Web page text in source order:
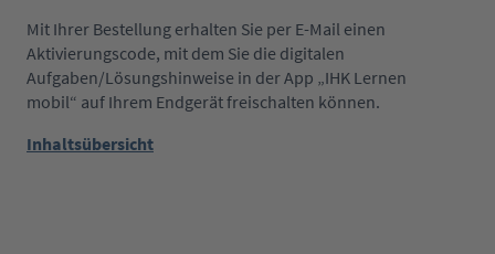
Mit Ihrer Bestellung erhalten Sie per E-Mail einen
Aktivierungscode, mit dem Sie die digitalen
Aufgaben/Lösungshinweise in der App „IHK Lernen
mobil“ auf Ihrem Endgerät freischalten können.
Inhaltsübersicht